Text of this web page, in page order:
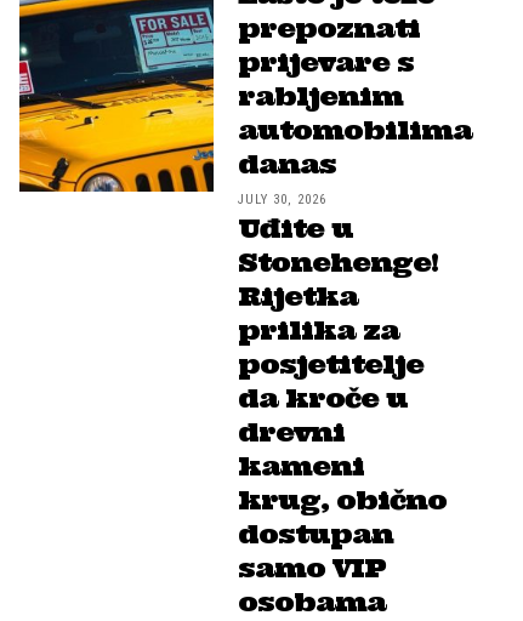
prepoznati
prijevare s
rabljenim
automobilima
danas
JULY 30, 2026
Uđite u
Stonehenge!
Rijetka
prilika za
posjetitelje
da kroče u
drevni
kameni
krug, obično
dostupan
samo VIP
osobama